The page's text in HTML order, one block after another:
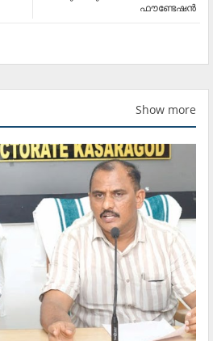
ഫൗണ്ടേഷന്‍
Show more